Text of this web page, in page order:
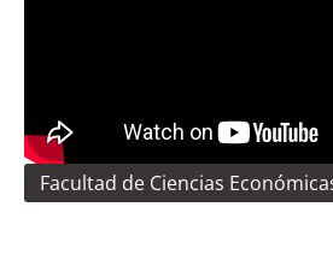
Facultad de Ciencias